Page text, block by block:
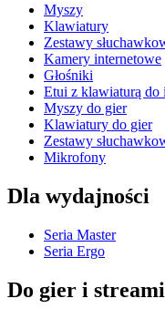
Myszy
Klawiatury
Zestawy
Kamery internetowe
Głośniki
Etui z klawiaturą do
Myszy do gier
Klawiatury do gier
Zestawy
Mikrofony
Dla wydajności
Seria Master
Seria Ergo
Do gier i